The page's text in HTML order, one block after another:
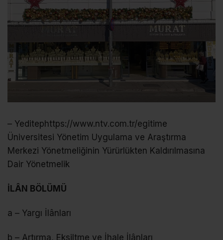
– Yeditephttps://www.ntv.com.tr/egitime
Üniversitesi Yönetim Uygulama ve Araştırma
Merkezi Yönetmeliğinin Yürürlükten Kaldırılmasına
Dair Yönetmelik
İLÂN BÖLÜMÜ
a – Yargı İlânları
b – Artırma, Eksiltme ve İhale İlânları